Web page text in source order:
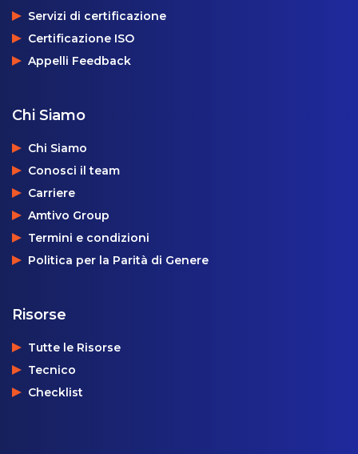
Servizi di certificazione
Certificazione ISO
Appelli Feedback
Chi Siamo
Chi Siamo
Conosci il team
Carriere
Amtivo Group
Termini e condizioni
Politica per la Parità di Genere
Risorse
Tutte le Risorse
Tecnico
Checklist